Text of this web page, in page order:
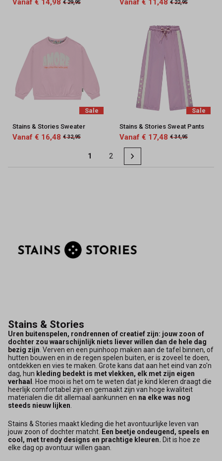
Vanaf € 14,98 € 29,95 Vanaf € 11,48 € 22,95
Sale
Stains & Stories Sweater
Vanaf € 16,48 € 32,95
Sale
Stains & Stories Sweat Pants
Vanaf € 17,48 € 34,95
1 2
Stains & Stories
Uren buitenspelen, rondrennen of creatief zijn: jouw zoon of
dochter zou waarschijnlijk niets liever willen dan de hele dag
bezig zijn . Verven en een puinhoop maken aan de tafel binnen, of
hutten bouwen en in de regen spelen buiten, er is zoveel te doen,
ontdekken en vies te maken. Grote kans dat aan het eind van zo'n
dag, hun kleding bedekt is met vlekken, elk met zijn eigen
verhaal
. Hoe mooi is het om te weten dat je kind kleren draagt die
heerlijk comfortabel zijn en gemaakt zijn van hoge kwaliteit
materialen die dit allemaal aankunnen en na elke was nog
steeds nieuw lijken
Stains & Stories maakt kleding die het avontuurlijke leven van
jouw zoon of dochter matcht. Een beetje ondeugend, speels en
cool, met trendy designs en prachtige kleuren. Dit is hoe ze
elke dag op avontuur willen gaan.